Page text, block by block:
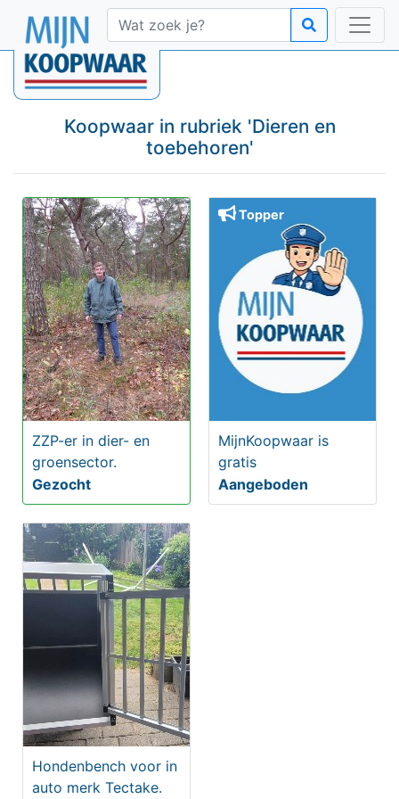
Koopwaar in rubriek 'Dieren en
toebehoren'
ZZP-er in dier- en
groensector.
Gezocht
Topper
MijnKoopwaar is
gratis
Aangeboden
Hondenbench voor in
auto merk Tectake.